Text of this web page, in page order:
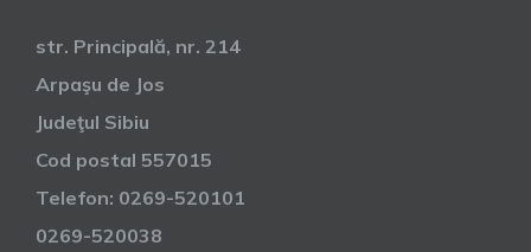
str. Principală, nr. 214
Arpaşu de Jos
Judeţul Sibiu
Cod postal 557015
Telefon: 0269-520101
0269-520038